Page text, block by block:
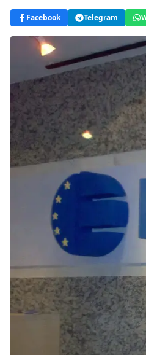
Facebook Telegram